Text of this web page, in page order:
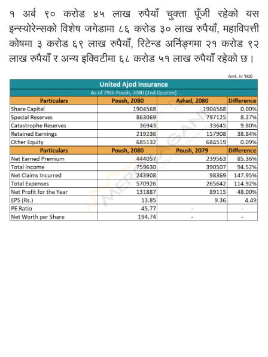
१ अर्ब ९० करोड ४५ लाख रुपैयाँ चुक्ता पूँजी रहेको यस
इन्स्योरेन्सको विशेष जगेडामा ८६ करोड ३० लाख रुपैयाँ, महाविपत्ती
कोषमा ३ करोड ६९ लाख रुपैयाँ, रिटेन्ड अर्निङ्गमा २१ करोड ९२
लाख रुपैयाँ र अन्य इक्विटीमा ६८ करोड ५१ लाख रुपैयाँ रहेको छ।